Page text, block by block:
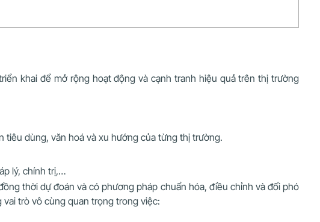
khai để mở rộng hoạt động và cạnh tranh hiệu quả trên thị trường
dùng, văn hoá và xu hướng của từng thị trường.
lý, chính trị,…
thời dự đoán và có phương pháp chuẩn hóa, điều chỉnh và đối phó
trò vô cùng quan trọng trong việc: